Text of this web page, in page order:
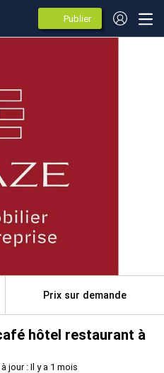
Publier
des
annonces
Prix sur demande
hôtel restaurant à
jour : Il y a 1 mois